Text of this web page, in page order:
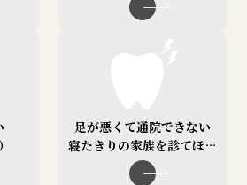
足が悪くて通院できない
寝たきりの家族を診てほし
い